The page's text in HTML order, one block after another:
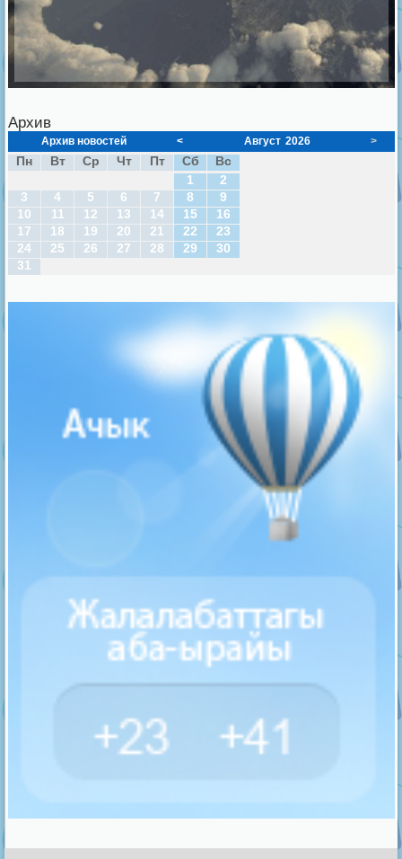
Архив
Архив новостей < Август 2026 >
Пн Вт Ср Чт Пт Сб
Вс
1
2
3
4 5 6 7 8
9
10
11 12 13 14 15
16
17
18 19 20 21 22
23
24
25 26 27 28 29
30
31